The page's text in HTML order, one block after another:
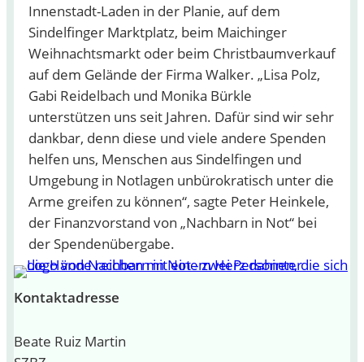
Innenstadt-Laden in der Planie, auf dem
Sindelfinger Marktplatz, beim Maichinger
Weihnachtsmarkt oder beim Christbaumverkauf
auf dem Gelände der Firma Walker. „Lisa Polz,
Gabi Reidelbach und Monika Bürkle
unterstützen uns seit Jahren. Dafür sind wir sehr
dankbar, denn diese und viele andere Spenden
helfen uns, Menschen aus Sindelfingen und
Umgebung in Notlagen unbürokratisch unter die
Arme greifen zu können“, sagte Peter Heinkele,
der Finanzvorstand von „Nachbarn in Not“ bei
der Spendenübergabe.
Kontaktadresse
Beate Ruiz Martin